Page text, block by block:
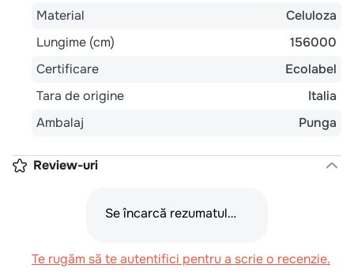
Parfum
Fara parfum
Material
Celuloza
Lungime (cm)
156000
Certificare
Ecolabel
Tara de origine
Italia